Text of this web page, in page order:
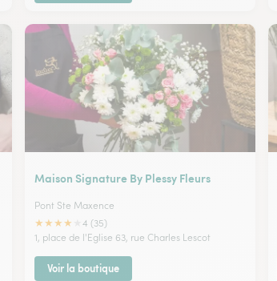
Maison Signature By Plessy Fleurs
Pont Ste Maxence
★★★★
4 (35)
1, place de l'Eglise 63, rue Charles Lescot
Voir la boutique